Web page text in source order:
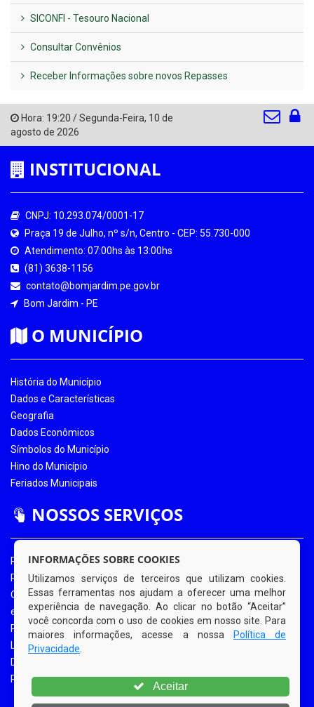
SICONFI - Tesouro Nacional
Consultar Convênios
Receber Informações sobre novos Repasses
Hora: 19:20 /Segunda-Feira, 10 de
agosto de 2026
INSTITUCIONAL
CNPJ: 10.293.074/0001-17
Praça 19 de Julho, nº s/n, Centro - CEP: 55.730-000
Atendimento: 07:00hs às 13:00hs
(81) 3638-1156
contato@bomjardim.pe.gov.br
Bom Jardim - PE
O MUNICÍPIO
História do Município
Dados e Características
Geografia
Dados Econômicos
Símbolos do Município
Hino do Município
Feriados Municipais
NOSSOS SERVIÇOS
Portal da Transparência
Portal da Transparência COVID-19
Ouvidoria Eletrônica
e-SIC
Processos de Licitação
Licitações em Andamento
Diário Oficial
Portal do Contribuinte
INFORMAÇÕES SOBRE COOKIES
Utilizamos serviços de terceiros que utilizam cookies.
Essas ferramentas nos ajudam a oferecer uma melhor
experiência de navegação. Ao clicar no botão “Aceitar”
você concorda com o uso de cookies em nosso site. Para
maiores informações, acesse a nossa
Política de
Privacidade
Aceitar